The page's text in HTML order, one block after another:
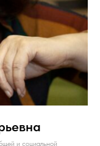
и социальной